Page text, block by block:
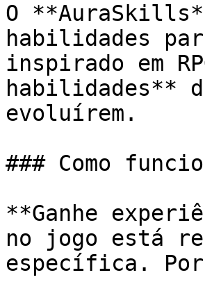
O
habilidades
inspirado em
habilidades**
evoluírem.
### Como
**Ganhe
no jogo está
específica. Por